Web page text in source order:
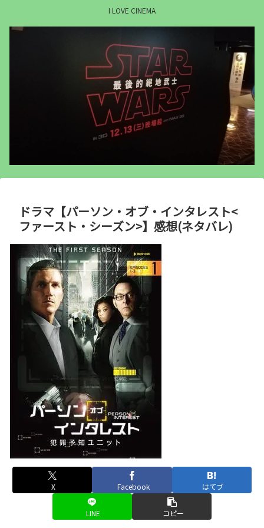
I LOVE CINEMA
ドラマ【パーソン・オブ・インタレスト<
ファースト・シーズン>】感想(ネタバレ)
X Facebook はてブ
LINE コピー